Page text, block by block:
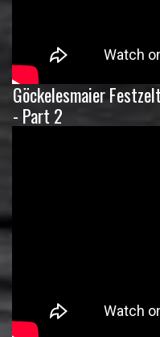
Göckelesmaier
- Part 2